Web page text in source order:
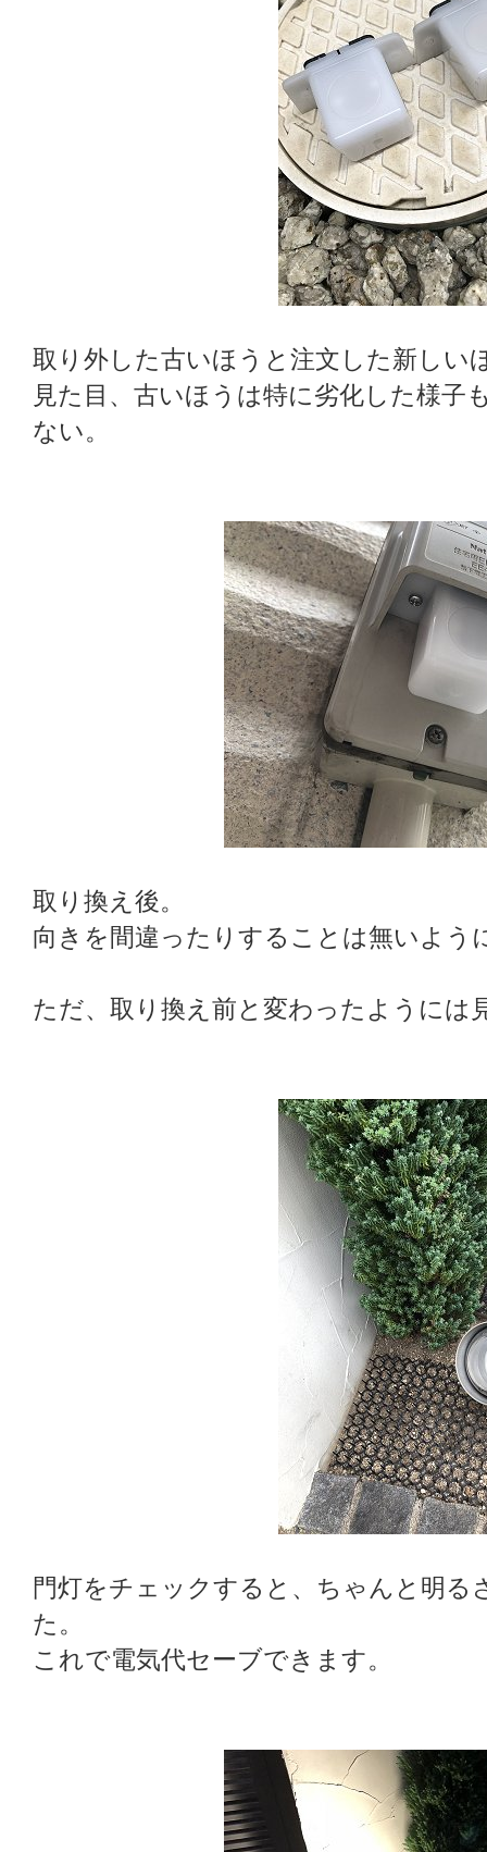
取り外した古いほうと注文した新しい
見た目、古いほうは特に劣化した様子
ない。
取り換え後。
向きを間違ったりすることは無いよう
ただ、取り換え前と変わったようには
門灯をチェックすると、ちゃんと明る
た。
これで電気代セーブできます。